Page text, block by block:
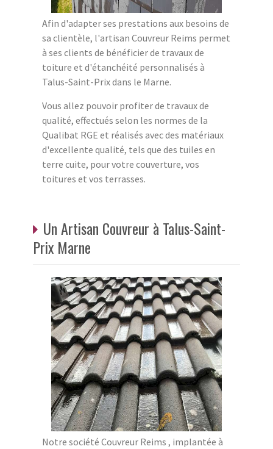
Afin d'adapter ses prestations aux besoins de
sa clientèle, l'artisan Couvreur Reims permet
à ses clients de bénéficier de travaux de
toiture et d'étanchéité personnalisés à
Talus-Saint-Prix dans le Marne.
Vous allez pouvoir profiter de travaux de
qualité, effectués selon les normes de la
Qualibat RGE et réalisés avec des matériaux
d'excellente qualité, tels que des tuiles en
terre cuite, pour votre couverture, vos
toitures et vos terrasses.
Un Artisan Couvreur à Talus-Saint-
Prix Marne
Notre société Couvreur Reims , implantée à